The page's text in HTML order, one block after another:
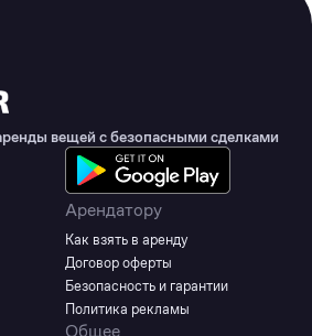
вещей с безопасными сделками
Арендатору
Как взять в аренду
Договор оферты
Безопасность и гарантии
Политика рекламы
Общее